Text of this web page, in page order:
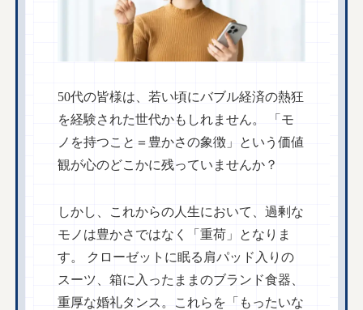
50代の皆様は、若い頃にバブル経済の熱狂
を経験された世代かもしれません。 「モ
ノを持つこと＝豊かさの象徴」という価値
観が心のどこかに残っていませんか？
しかし、これからの人生において、過剰な
モノは豊かさではなく「重荷」となりま
す。 クローゼットに眠る肩パッド入りの
スーツ、箱に入ったままのブランド食器、
重厚な婚礼タンス。これらを「もったいな